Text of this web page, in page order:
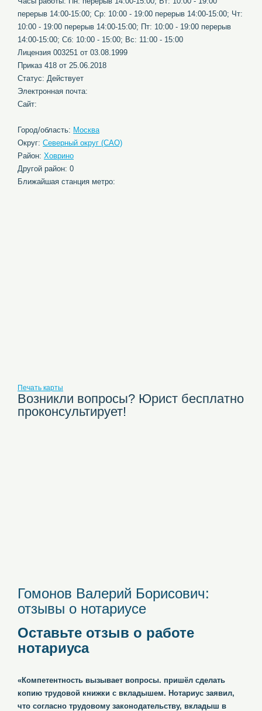
перерыв 14:00-15:00; Ср: 10:00 - 19:00 перерыв 14:00-15:00; Чт:
10:00 - 19:00 перерыв 14:00-15:00; Пт: 10:00 - 19:00 перерыв
14:00-15:00; Сб: 10:00 - 15:00; Вс: 11:00 - 15:00
Лицензия 003251 от 03.08.1999
Приказ 418 от 25.06.2018
Статус: Действует
Электронная почта:
Сайт:
Город/область: Москва
Округ: Северный округ (САО)
Район: Ховрино
Другой район: 0
Ближайшая станция метро:
Печать карты
Возникли вопросы? Юрист бесплатно
проконсультирует!
Гомонов Валерий Борисович:
отзывы о нотариусе
Оставьте отзыв о работе
нотариуса
«Компетентность вызывает вопросы. пришёл сделать
копию трудовой книжки с вкладышем. Нотариус заявил,
что согласно трудовому законодательству, вкладыш в